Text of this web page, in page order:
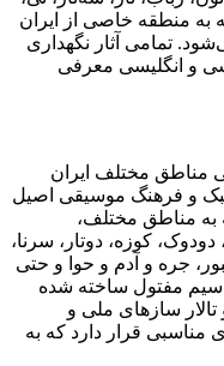
به منطقه خاصی از ایران
تمامی آثار نگهداری
و انگلیسی معرفی
مناطق مختلف ایران
و فرهنگ موسیقی اصیل
به مناطق مختلف،
کوزه، دوتار، سرنا،
جره و آدم و حوا و حتی
سیم مفتول ساخته شده
سازهای ملی و
قرار دارد که به